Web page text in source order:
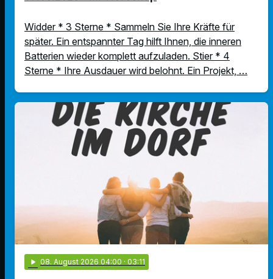
Widder * 3 Sterne * Sammeln Sie Ihre Kräfte für
später. Ein entspannter Tag hilft Ihnen, die inneren
Batterien wieder komplett aufzuladen. Stier * 4
Sterne * Ihre Ausdauer wird belohnt. Ein Projekt, …
play_arrow 08. August 2026 04:00 · 03:11